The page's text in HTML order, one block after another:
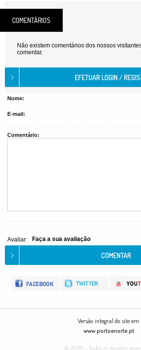
COMENTÁRIOS
Não existem comentários dos nossos
comentar.
Nome:
E-mail:
Comentário:
Avaliar: Faça a sua avaliação
Versão integral do site em:
www.portoenorte.pt
© 2026 - Todos os direitos